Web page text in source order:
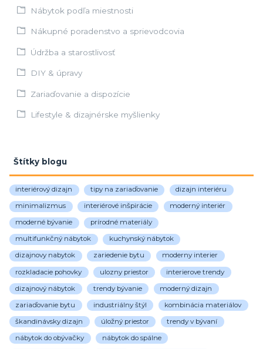
Nábytok podľa miestnosti
Nákupné poradenstvo a sprievodcovia
Údržba a starostlivosť
DIY & úpravy
Zariaďovanie a dispozície
Lifestyle & dizajnérske myšlienky
Štítky blogu
interiérový dizajn tipy na zariaďovanie dizajn interiéru
minimalizmus interiérové inšpirácie moderný interiér
moderné bývanie prírodné materiály
multifunkčný nábytok kuchynský nábytok
dizajnovy nabytok zariedenie bytu moderny interier
rozkladacie pohovky ulozny priestor interierove trendy
dizajnový nábytok trendy bývanie moderný dizajn
zariaďovanie bytu industriálny štýl kombinácia materiálov
škandinávsky dizajn úložný priestor trendy v bývaní
nábytok do obývačky nábytok do spálne